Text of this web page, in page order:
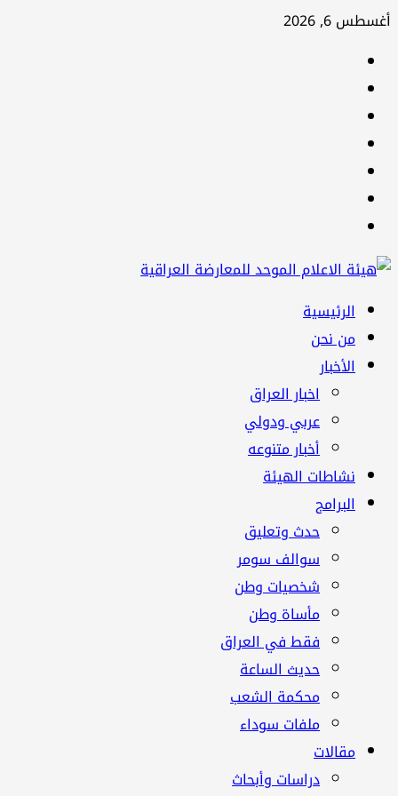
تخطي
أغسطس 6, 2026
القائمة
الرئيسية
الرئيسية
من نحن
الأخبار
اخبار العراق
عربي ودولي
أخبار متنوعه
نشاطات الهيئة
البرامج
حدث وتعليق
سوالف سومر
شخصيات وطن
مأساة وطن
فقط في العراق
حديث الساعة
محكمة الشعب
ملفات سوداء
مقالات
دراسات وأبحاث